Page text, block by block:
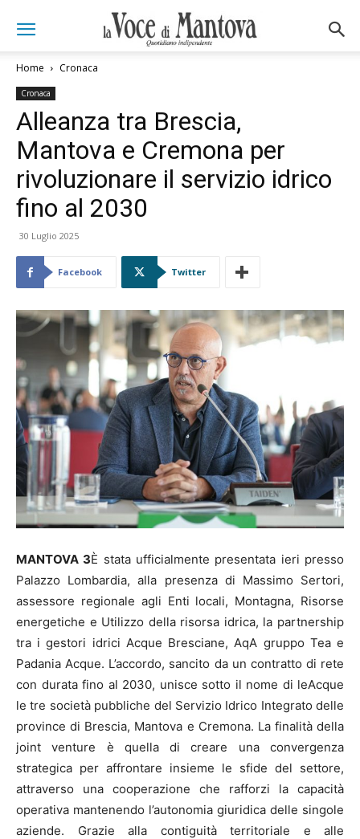
Home Cronaca
Cronaca
Alleanza tra Brescia,
Mantova e Cremona per
rivoluzionare il servizio idrico
fino al 2030
30 Luglio 2025
Facebook Twitter
MANTOVA 3È stata ufficialmente presentata ieri presso
Palazzo Lombardia, alla presenza di Massimo Sertori,
assessore regionale agli Enti locali, Montagna, Risorse
energetiche e Utilizzo della risorsa idrica, la partnership
tra i gestori idrici Acque Bresciane, AqA gruppo Tea e
Padania Acque. L’accordo, sancito da un contratto di rete
con durata fino al 2030, unisce sotto il nome di leAcque
le tre società pubbliche del Servizio Idrico Integrato delle
province di Brescia, Mantova e Cremona. La finalità della
joint venture è quella di creare una convergenza
strategica per affrontare insieme le sfide del settore,
attraverso una cooperazione che rafforzi la capacità
operativa mantenendo l’autonomia giuridica delle singole
aziende. Grazie alla contiguità territoriale e alle